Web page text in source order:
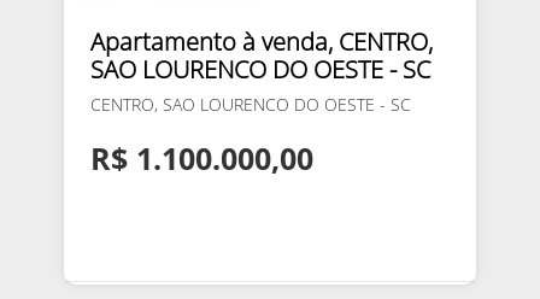
Apartamento à venda, CENTRO,
SAO LOURENCO DO OESTE - SC
CENTRO, SAO LOURENCO DO OESTE - SC
R$ 1.100.000,00